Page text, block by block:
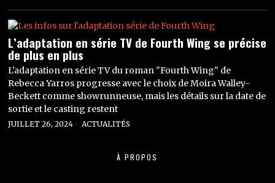
L’adaptation en série TV de Fourth Wing se précise
de plus en plus
L'adaptation en série TV du roman "Fourth Wing" de
Rebecca Yarros progresse avec le choix de Moira Walley-
Beckett comme showrunneuse, mais les détails sur la date de
sortie et le casting restent
JUILLET 26, 2024 ACTUALITÉS
À PROPOS